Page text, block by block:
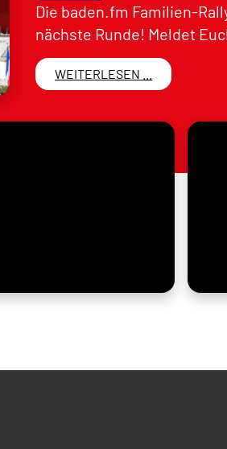
Die baden.fm Familien-
nächste Runde! Meldet
WEITERLESEN ...